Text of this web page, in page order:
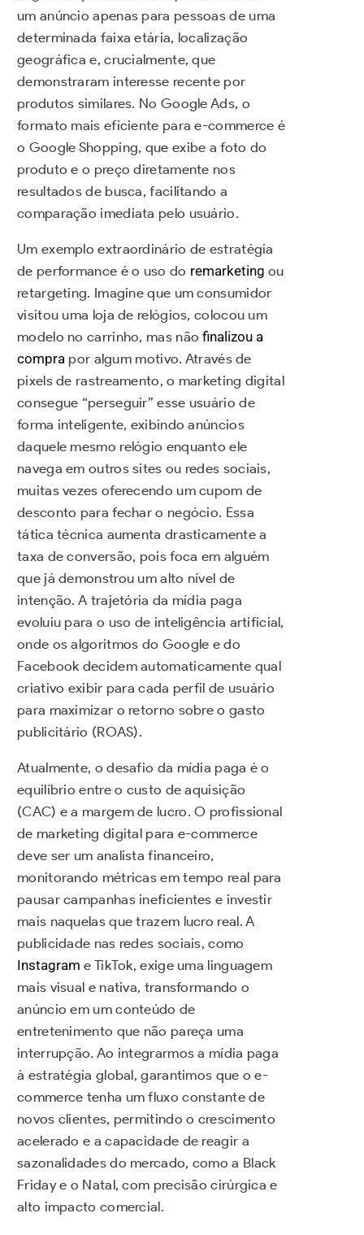
um anúncio apenas para pessoas de uma
determinada faixa etária, localização
geográfica e, crucialmente, que
demonstraram interesse recente por
produtos similares. No Google Ads, o
formato mais eficiente para e-commerce é
o Google Shopping, que exibe a foto do
produto e o preço diretamente nos
resultados de busca, facilitando a
comparação imediata pelo usuário.
Um exemplo extraordinário de estratégia
de performance é o uso do remarketing ou
retargeting. Imagine que um consumidor
visitou uma loja de relógios, colocou um
modelo no carrinho, mas nãofinalizou a
compra por algum motivo. Através de
pixels de rastreamento, o marketing digital
consegue “perseguir” esse usuário de
forma inteligente, exibindo anúncios
daquele mesmo relógio enquanto ele
navega em outros sites ou redes sociais,
muitas vezes oferecendo um cupom de
desconto para fechar o negócio. Essa
tática técnica aumenta drasticamente a
taxa de conversão, pois foca em alguém
que já demonstrou um alto nível de
intenção. A trajetória da mídia paga
evoluiu para o uso de inteligência artificial,
onde os algoritmos do Google e do
Facebook decidem automaticamente qual
criativo exibir para cada perfil de usuário
para maximizar o retorno sobre o gasto
publicitário (ROAS).
Atualmente, o desafio da mídia paga é o
equilíbrio entre o custo de aquisição
(CAC) e a margem de lucro. O profissional
de marketing digital para e-commerce
deve ser um analista financeiro,
monitorando métricas em tempo real para
pausar campanhas ineficientes e investir
mais naquelas que trazem lucro real. A
publicidade nas redes sociais, como
Instagram e TikTok, exige uma linguagem
mais visual e nativa, transformando o
anúncio em um conteúdo de
entretenimento que não pareça uma
interrupção. Ao integrarmos a mídia paga
à estratégia global, garantimos que o e-
commerce tenha um fluxo constante de
novos clientes, permitindo o crescimento
acelerado e a capacidade de reagir a
sazonalidades do mercado, como a Black
Friday e o Natal, com precisão cirúrgica e
alto impacto comercial.